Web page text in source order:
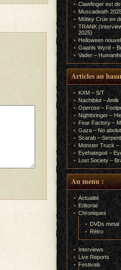
Clawfinger est
Muscadeath
Mötley Crüe en
TRANK
2025)
Helloween
Gaahls Wyrd –
Vader –
Articles au
KXM – S/T
Nachtblut – Antik
Operose –
Nightbringer –
Fear Factory –
Gaza – No
Scarab –
Monster Truck –
Eyehategod –
Lost Society –
Au menu :
Actualité
Editorial
Chroniques
DVDs metal
Rétro
Interviews
Live Reports
Festivals